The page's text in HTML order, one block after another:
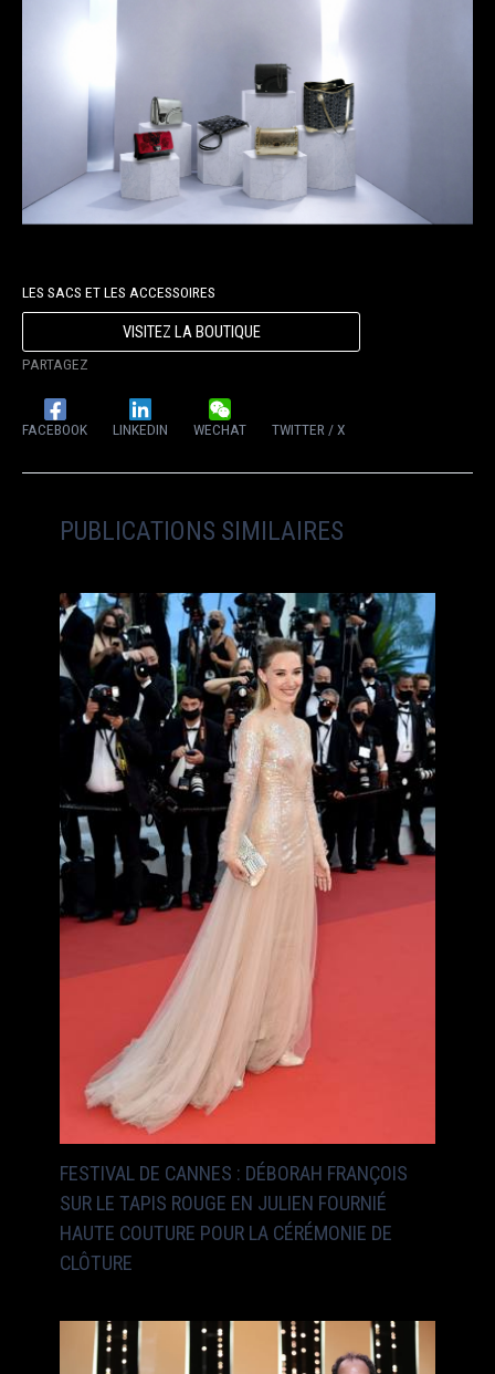
LES SACS ET LES ACCESSOIRES
VISITEZ LA BOUTIQUE
PARTAGEZ
FACEBOOK LINKEDIN WECHAT TWITTER / X
PUBLICATIONS SIMILAIRES
FESTIVAL DE CANNES : DÉBORAH FRANÇOIS
SUR LE TAPIS ROUGE EN JULIEN FOURNIÉ
HAUTE COUTURE POUR LA CÉRÉMONIE DE
CLÔTURE